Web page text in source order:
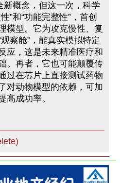
概念，但这一次，科学
”和“功能完整性”，首创
模型。它为攻克慢性、复
察舱”，能真实模拟特定
应，这是未来精准医疗和
。再者，它也可能颠覆传
在芯片上直接测试药物
对动物模型的依赖，可加
高成功率。